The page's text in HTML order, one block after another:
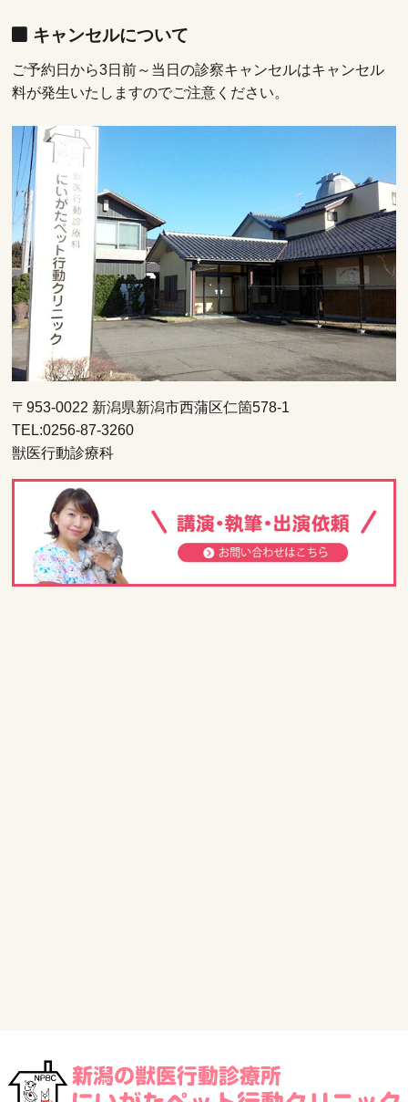
キャンセルについて
ご予約日から3日前～当日の診察キャンセルはキャンセル
料が発生いたしますのでご注意ください。
〒953-0022 新潟県新潟市西蒲区仁箇578-1
TEL:0256-87-3260
獣医行動診療科